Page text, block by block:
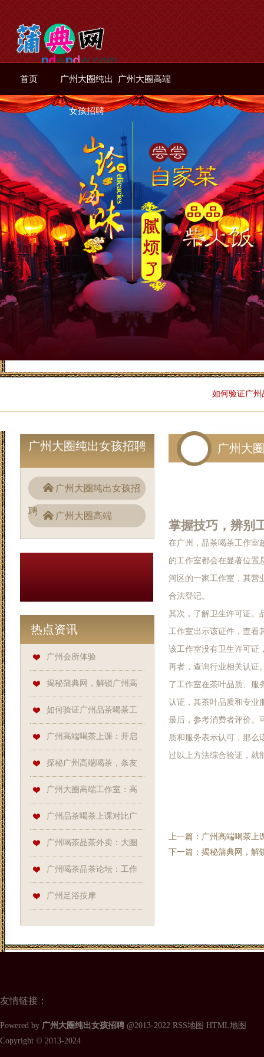
首页 广州大圈纯出
女孩招聘
广州大圈高端
如何验证广州
广州大圈纯出女孩招聘
广州大圈纯出女孩招
聘 广州大圈高端
热点资讯
广州会所体验
揭秘蒲典网，解锁广州高
端喝茶的隐秘角落
如何验证广州品茶喝茶工
作室的资质？
广州高端喝茶上课：开启
品质茶生活新大门
探秘广州高端喝茶，条友
网、蒲友网、蒲典网是关键！
‌广州大圈高端工作室‌：高
端茶室的“神秘服务”
广州品茶喝茶上课对比广
州品茶喝茶资源：茶道课程资
源获取_134
广州喝茶品茶外卖：大圈
高端工作室与天河98水会大全
对接
广州喝茶品茶论坛：工作
室外卖与天河区新茶实测
广州足浴按摩
广州大
掌握技巧，辨别
在广州，品茶喝茶工作室
的工作室都会在显著位置
河区的一家工作室，其营
合法登记。
其次，了解卫生许可证。
工作室出示该证件，查看
该工作室没有卫生许可证
再者，查询行业相关认证
了工作室在茶叶品质、服
认证，其茶叶品质和专业
最后，参考消费者评价。
质和服务表示认可，那么
过以上方法综合验证，就
上一篇： 广州高端喝茶上
下一篇： 揭秘蒲典网，解
友情链接：
Powered by 广州大圈纯出女孩招聘 @2013-2022 RSS地图 HTML地图
Copyright © 2013-2024